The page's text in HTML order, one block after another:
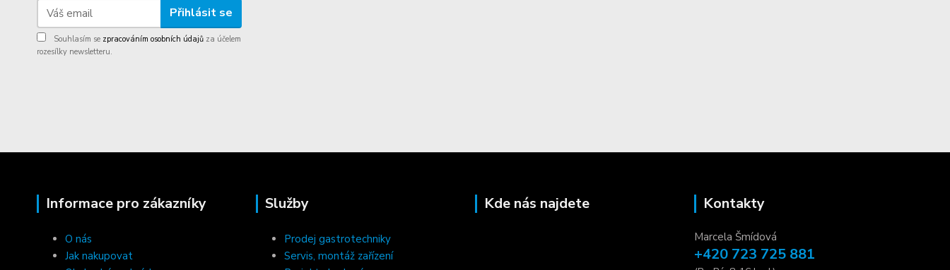
Přihlásit se
Souhlasím se zpracováním osobních údajů za účelem
rozesílky newsletteru.
Informace pro zákazníky
O nás
Jak nakupovat
Služby
Prodej gastrotechniky
Servis, montáž zařízení
Kde nás najdete Kontakty
Marcela Šmídová
+420 723 725 881